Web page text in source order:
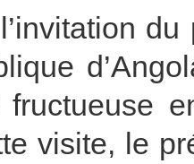
fructueuse
visite, le